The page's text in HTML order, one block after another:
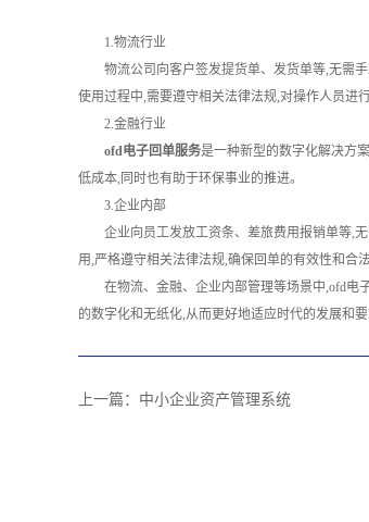
1.物流行业
物流公司向客户签发提货单、发货单等,无需
使用过程中,需要遵守相关法律法规,对操作人员进
2.金融行业
ofd电子回单服务是一种新型的数字化解决方
低成本,同时也有助于环保事业的推进。
3.企业内部
企业向员工发放工资条、差旅费用报销单等,
用,严格遵守相关法律法规,确保回单的有效性和合
在物流、金融、企业内部管理等场景中,ofd电
的数字化和无纸化,从而更好地适应时代的发展和
上一篇： 中小企业资产管理系统